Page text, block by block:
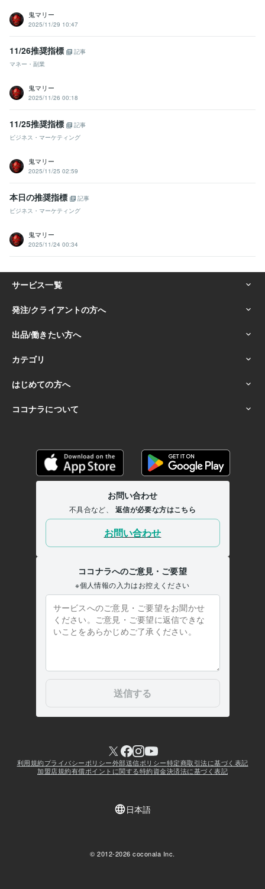
鬼マリー
2025/11/29 10:47
11/26推奨指標
記事
マネー・副業
鬼マリー
2025/11/26 00:18
11/25推奨指標
記事
ビジネス・マーケティング
鬼マリー
2025/11/25 02:59
本日の推奨指標
記事
ビジネス・マーケティング
鬼マリー
2025/11/24 00:34